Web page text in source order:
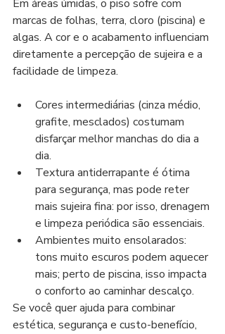
Em áreas úmidas, o piso sofre com
marcas de folhas, terra, cloro (piscina) e
algas. A cor e o acabamento influenciam
diretamente a percepção de sujeira e a
facilidade de limpeza.
Cores intermediárias (cinza médio,
grafite, mesclados) costumam
disfarçar melhor manchas do dia a
dia.
Textura antiderrapante é ótima
para segurança, mas pode reter
mais sujeira fina: por isso, drenagem
e limpeza periódica são essenciais.
Ambientes muito ensolarados:
tons muito escuros podem aquecer
mais; perto de piscina, isso impacta
o conforto ao caminhar descalço.
Se você quer ajuda para combinar
estética, segurança e custo-benefício,